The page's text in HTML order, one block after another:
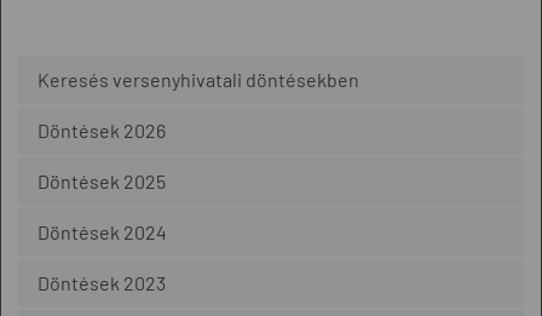
Keresés versenyhivatali döntésekben
Döntések 2026
Döntések 2025
Döntések 2024
Döntések 2023